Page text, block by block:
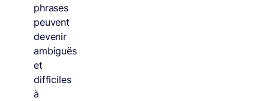
phrases
peuvent
devenir
ambiguës
et
difficiles
à